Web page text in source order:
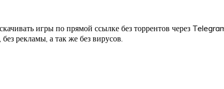
игры по прямой ссылке без торрентов через
рекламы, а так же без вирусов.